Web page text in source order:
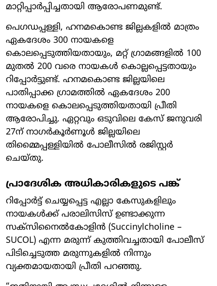
മാറ്റിപ്പാർപ്പിച്ചതായി ആരോപണമുണ്ട്.
പെഗഡപ്പള്ളി, ഹനമകൊണ്ട ജില്ലകളിൽ മാത്രം
ഏകദേശം 300 നായകളെ
കൊലപ്പെടുത്തിയതായും, മറ്റ് ഗ്രാമങ്ങളിൽ 100
മുതൽ 200 വരെ നായകൾ കൊല്ലപ്പെട്ടതായും
റിപ്പോർട്ടുണ്ട്. ഹനമകൊണ്ട ജില്ലയിലെ
പാതിപ്പാക്ക ഗ്രാമത്തിൽ ഏകദേശം 200
നായകളെ കൊലപ്പെടുത്തിയതായി പ്രീതി
ആരോപിച്ചു. ഏറ്റവും ഒടുവിലെ കേസ് ജനുവരി
27ന് നാഗർകൂർണൂൾ ജില്ലയിലെ
തിമ്മൈപ്പള്ളിയിൽ പോലീസിൽ രജിസ്റ്റർ
ചെയ്തു.
പ്രാദേശിക അധികാരികളുടെ പങ്ക്
റിപ്പോർട്ട് ചെയ്യപ്പെട്ട എല്ലാ കേസുകളിലും
നായകൾക്ക് പരാലിസിസ് ഉണ്ടാക്കുന്ന
സക്സിനൈൽകോളിൻ (Succinylcholine –
SUCOL) എന്ന മരുന്ന് കുത്തിവച്ചതായി പോലീസ്
പിടിച്ചെടുത്ത മരുന്നുകളിൽ നിന്നും
വ്യക്തമായതായി പ്രീതി പറഞ്ഞു.